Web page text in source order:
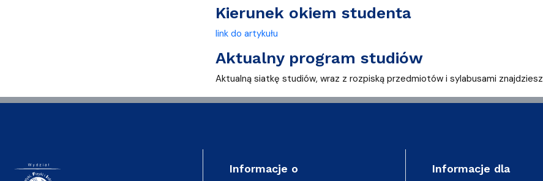
Kierunek okiem studenta
link do artykułu
Aktualny program studiów
Aktualną siatkę studiów, wraz z rozpiską przedmiotów i sylabusami znajdziesz
Informacje o Informacje dla